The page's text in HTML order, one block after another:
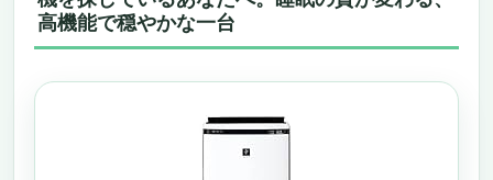
空気清浄機がここにある
高機能で穏やかな一台